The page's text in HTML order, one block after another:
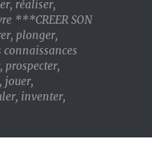
réaliser,
***CREER SON
plonger,
connaissances
prospecter,
jouer,
inventer,